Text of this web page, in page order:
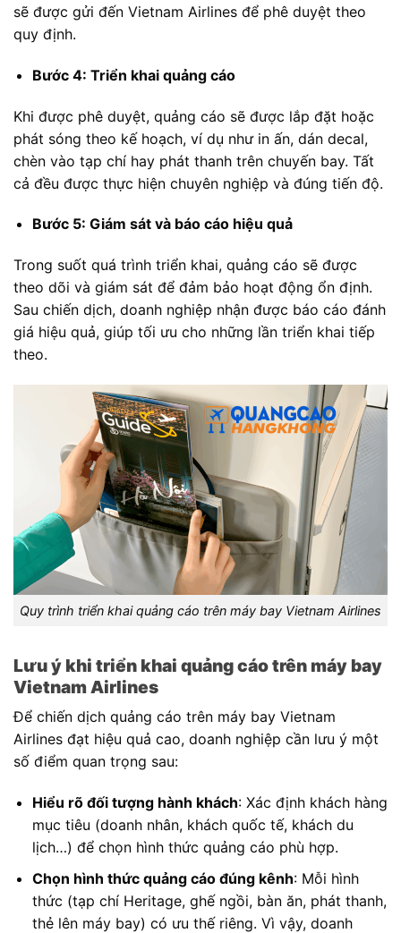
sẽ được gửi đến Vietnam Airlines để phê duyệt theo
quy định.
Bước 4: Triển khai quảng cáo
Khi được phê duyệt, quảng cáo sẽ được lắp đặt hoặc
phát sóng theo kế hoạch, ví dụ như in ấn, dán decal,
chèn vào tạp chí hay phát thanh trên chuyến bay. Tất
cả đều được thực hiện chuyên nghiệp và đúng tiến độ.
Bước 5: Giám sát và báo cáo hiệu quả
Trong suốt quá trình triển khai, quảng cáo sẽ được
theo dõi và giám sát để đảm bảo hoạt động ổn định.
Sau chiến dịch, doanh nghiệp nhận được báo cáo đánh
giá hiệu quả, giúp tối ưu cho những lần triển khai tiếp
theo.
Quy trình triển khai quảng cáo trên máy bay Vietnam Airlines
Lưu ý khi triển khai quảng cáo trên máy bay
Vietnam Airlines
Để chiến dịch quảng cáo trên máy bay Vietnam
Airlines đạt hiệu quả cao, doanh nghiệp cần lưu ý một
số điểm quan trọng sau:
Hiểu rõ đối tượng hành khách: Xác định khách hàng
mục tiêu (doanh nhân, khách quốc tế, khách du
lịch…) để chọn hình thức quảng cáo phù hợp.
Chọn hình thức quảng cáo đúng kênh: Mỗi hình
thức (tạp chí Heritage, ghế ngồi, bàn ăn, phát thanh,
thẻ lên máy bay) có ưu thế riêng. Vì vậy, doanh